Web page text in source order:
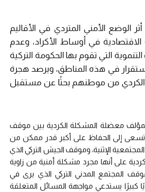
الوضع الأمني المتردي في الأقاليم
الاقتصادية في أوساط الأكراد، وعدم
التي تقوم بها الحكومة التركية
في هذه المناطق، ويرصد هجرة
الكردي من موطنهم بحثًا عن مستقبل
معضلة المشكلة الكردية بين موقف
تسعى إلى الحفاظ على أكبر قدر ممكن من
الإثنية، وموقف الجيش التركي الذي
على أنها مجرد مشكلة أمنية من زاوية
المجتمع المدني التركي الذي يرى في
كبيرًا يستدعي مواجهة المسائل المتعلقة